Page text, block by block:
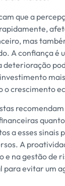
que a
mas
A confiança é
deterioração
o crescimento
a esses sinais
A
e na gestão de
para evitar um